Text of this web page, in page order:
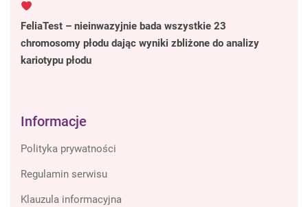
FeliaTest – nieinwazyjnie bada wszystkie 23
chromosomy płodu dając wyniki zbliżone do analizy
kariotypu płodu
Informacje
Polityka prywatności
Regulamin serwisu
Klauzula informacyjna